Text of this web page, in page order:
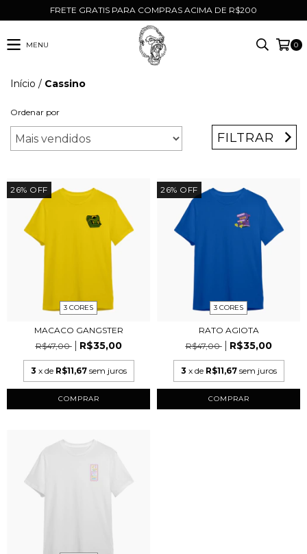
FRETE GRATIS PARA COMPRAS ACIMA DE R$200
MENU 0
Início / Cassino
Ordenar por
FILTRAR
26% OFF
3 CORES
MACACO GANGSTER
R$47,00
R$35,00
3 x de R$11,67 sem juros
COMPRAR
26% OFF
3 CORES
RATO AGIOTA
R$47,00
R$35,00
3 x de R$11,67 sem juros
COMPRAR